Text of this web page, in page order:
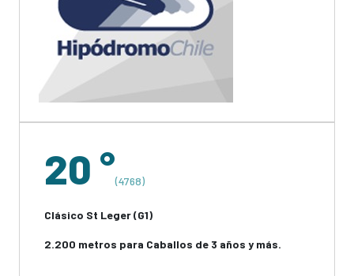
20 °(4768)
Clásico St Leger (G1)
2.200 metros para Caballos de 3 años y más.